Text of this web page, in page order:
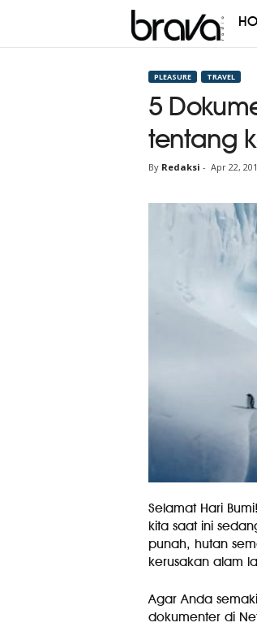
PLEASURE TRAVEL
5
tentang
By Redaksi - Apr 22,
Selamat Hari
kita saat ini
punah, hutan
kerusakan alam
Agar Anda
dokumenter di